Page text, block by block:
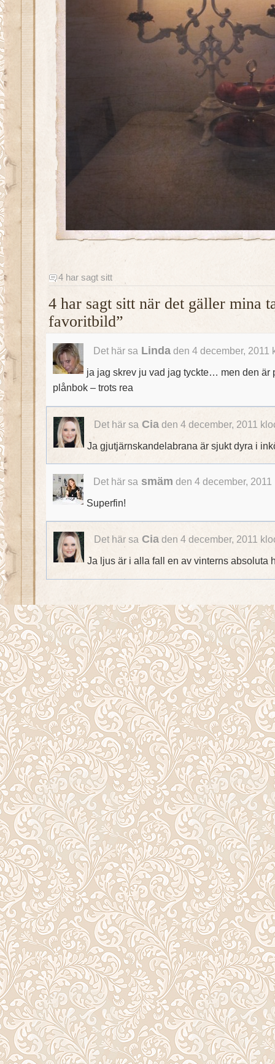
4 har sagt sitt
4 har sagt sitt när det gäller mina
favoritbild”
Det här sa Lindaden 4 december, 2011
ja jag skrev ju vad jag tyckte… men den är
plånbok – trots rea
Det här sa Cia den 4 december, 2011
Ja gjutjärnskandelabrana är sjukt dyra i
Det här sa smäm den 4 december,
Superfin!
Det här saCiaden 4 december, 2011
Ja ljus är i alla fall en av vinterns absoluta